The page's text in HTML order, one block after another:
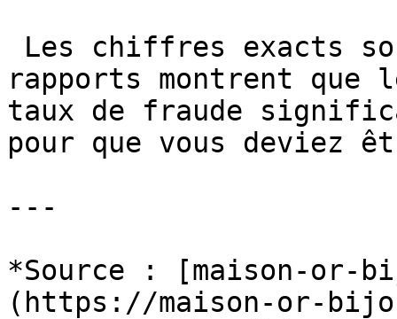
rapports montrent que
taux de fraude
pour que vous deviez
---
*Source : [maison-or-
(https://maison-or-